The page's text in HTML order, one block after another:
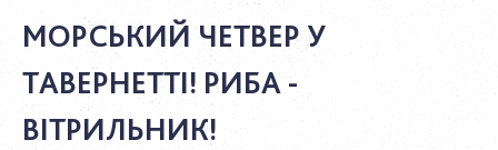
МОРСЬКИЙ ЧЕТВЕР У
ТАВЕРНЕТТІ! РИБА -
ВІТРИЛЬНИК!